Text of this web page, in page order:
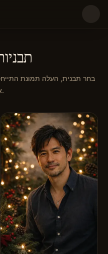
בחר תבנית, העלה תמונת
אחת.